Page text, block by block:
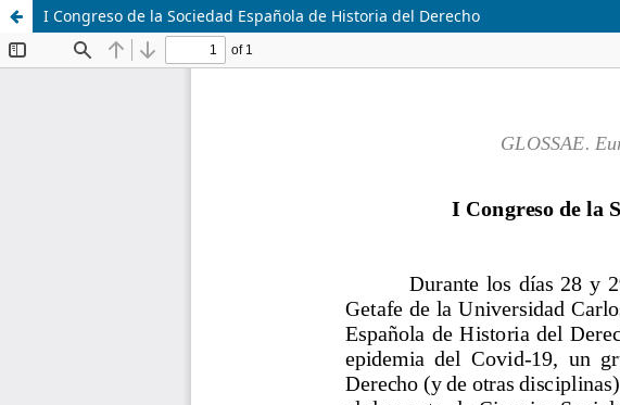
I Congreso de la Sociedad Española de Historia del Derecho